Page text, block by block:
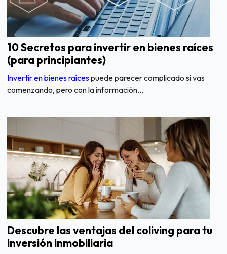
10 Secretos para invertir en bienes raíces
(para principiantes)
Invertir en bienes raícespuede parecer complicado si vas
comenzando, pero con la información...
Descubre las ventajas del coliving para tu
inversión inmobiliaria